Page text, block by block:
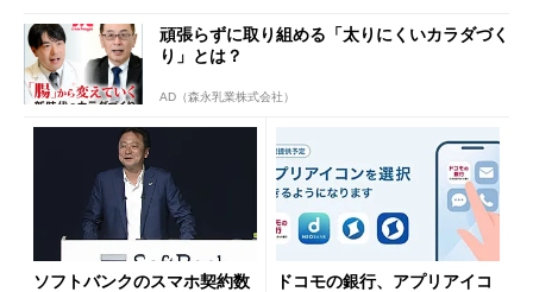
頑張らずに取り組める「太りにくいカラダづく
り」とは？
AD（森永乳業株式会社）
ソフトバンクのスマホ契約数
ドコモの銀行、アプリアイコ